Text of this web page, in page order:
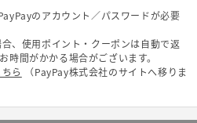
のアカウント／パスワードが必要
、使用ポイント・クーポンは自動で返
時間がかかる場合がございます。
ちら
（PayPay株式会社のサイトへ移りま